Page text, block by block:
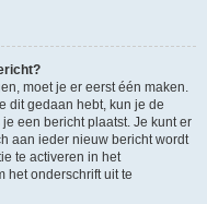
moet je er eerst één maken.
dit gedaan hebt, kun je de
een bericht plaatst. Je kunt er
aan ieder nieuw bericht wordt
te activeren in het
het onderschrift uit te